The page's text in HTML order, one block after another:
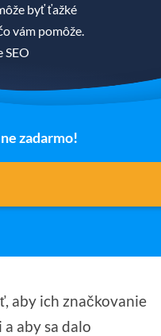
byť ťažké
vám pomôže.
zadarmo!
aby ich značkovanie
aby sa dalo